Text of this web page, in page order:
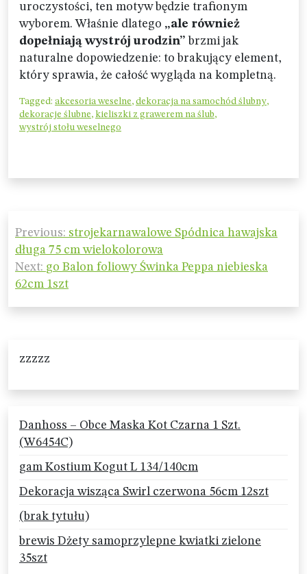
uroczystości, ten motyw będzie trafionym
wyborem. Właśnie dlatego „ale również
dopełniają wystrój urodzin” brzmi jak
naturalne dopowiedzenie: to brakujący element,
który sprawia, że całość wygląda na kompletną.
Tagged: akcesoria weselne, dekoracja na samochód ślubny,
dekoracje ślubne, kieliszki z grawerem na ślub,
wystrój stołu weselnego
Nawigacja
wpisu
Previous: strojekarnawalowe Spódnica hawajska
długa 75 cm wielokolorowa
Next: go Balon foliowy Świnka Peppa niebieska
62cm 1szt
zzzzz
Danhoss – Obce Maska Kot Czarna 1 Szt.
(W6454C)
gam Kostium Kogut L 134/140cm
Dekoracja wisząca Swirl czerwona 56cm 12szt
(brak tytułu)
brewis Dżety samoprzylepne kwiatki zielone
35szt